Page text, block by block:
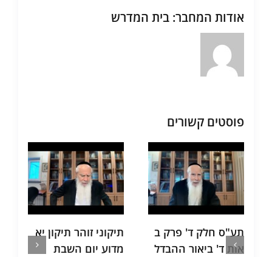
אודות המחבר: בית המדרש
פוסטים קשורים
תע"ס חלק ד' פרק ב
אות ד' ביאור ההבדל
תיקוני זוהר תיקון יא
מדוע יום השבת